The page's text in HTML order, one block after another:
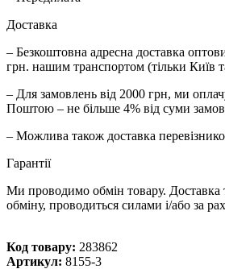
Доставка
– Безкоштовна адресна доставка
грн. нашим транспортом (тільки Київ
– Для замовлень від 2000 грн, ми
Поштою – не більше 4% від суми
– Можлива також доставка
Гарантії
Ми проводимо обмін товару. Доставка
обміну, проводиться силами і/або за
Код товару: 283862
Артикул: 8155-3